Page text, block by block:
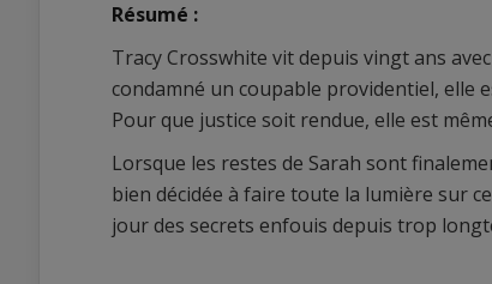
Résumé :
Tracy Crosswhite vit depuis vingt ans
condamné un coupable providentiel, elle
Pour que justice soit rendue, elle est
Lorsque les restes de Sarah sont
bien décidée à faire toute la lumière sur
jour des secrets enfouis depuis trop